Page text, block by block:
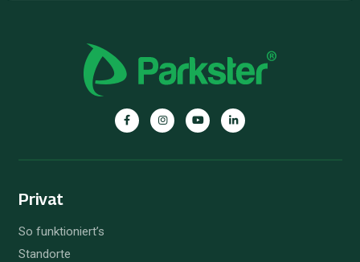
Parkster
auf
Parkster
auf
Parkster
auf
Parkster
auf
Privat
So funktioniert’s
Standorte